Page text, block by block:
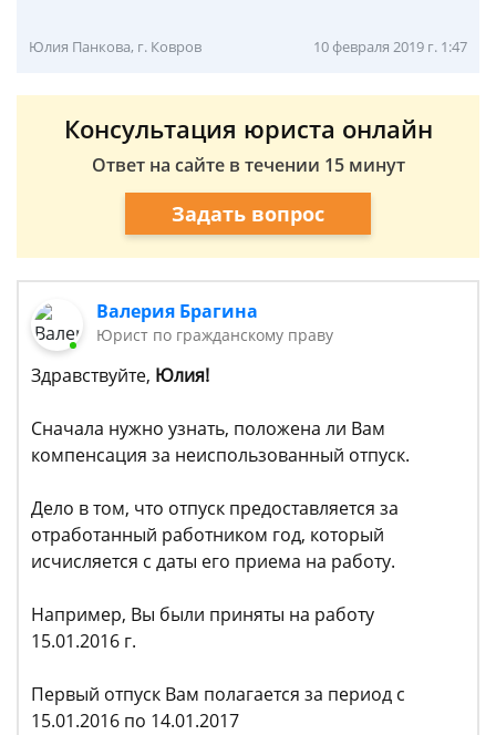
Юлия Панкова, г. Ковров 10 февраля 2019 г. 1:47
Консультация юриста онлайн
Ответ на сайте в течении 15 минут
Задать вопрос
Валерия Брагина
Юрист по гражданскому праву
Здравствуйте, Юлия!
Сначала нужно узнать, положена ли Вам
компенсация за неиспользованный отпуск.
Дело в том, что отпуск предоставляется за
отработанный работником год, который
исчисляется с даты его приема на работу.
Например, Вы были приняты на работу
15.01.2016 г.
Первый отпуск Вам полагается за период с
15.01.2016 по 14.01.2017